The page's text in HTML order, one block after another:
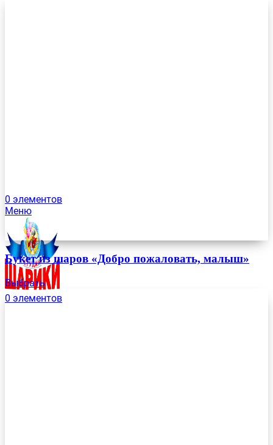
0 элементов
Меню
0 элементов
Букет из шаров «Добро пожаловать, малыш»
Выбрать